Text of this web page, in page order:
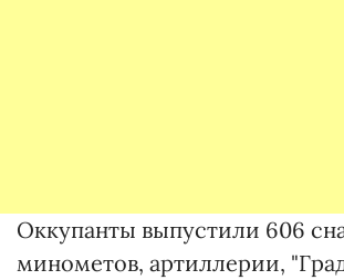
Оккупанты выпустили 606
минометов, артиллерии,